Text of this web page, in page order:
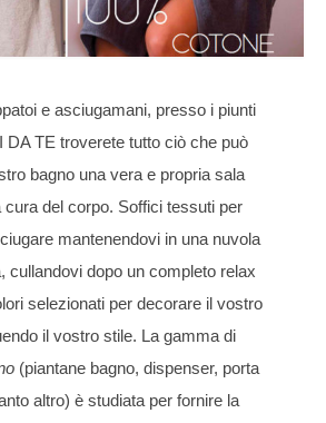
e asciugamani, presso i piunti
DA TE troverete tutto ciò che può
bagno una vera e propria sala
cura del corpo. Soffici tessuti per
mantenendovi in una nuvola
cullandovi dopo un completo relax
selezionati per decorare il vostro
il vostro stile. La gamma di
(piantane bagno, dispenser, porta
altro) è studiata per fornire la